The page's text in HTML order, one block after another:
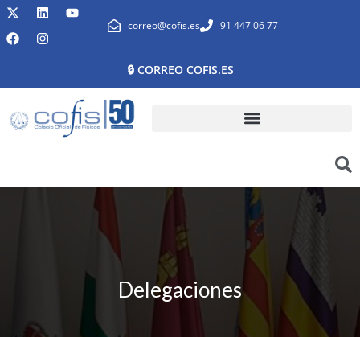
correo@cofis.es 91 447 06 77
🔒 CORREO COFIS.ES
Delegaciones